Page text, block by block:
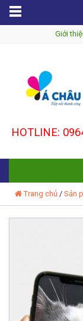
Giới
HOTLINE:
Trang chủ / Sản